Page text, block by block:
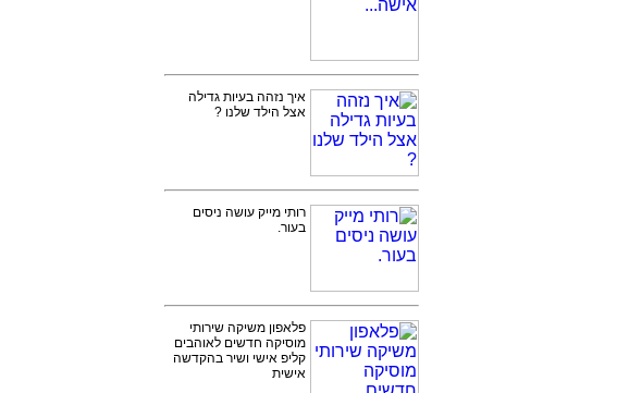
איך נזהה בעיות גדילה
אצל הילד שלנו ?
רותי מייק עושה ניסים
בעור.
פלאפון משיקה שירותי
מוסיקה חדשים לאוהבים
קליפ אישי ושיר בהקדשה
אישית